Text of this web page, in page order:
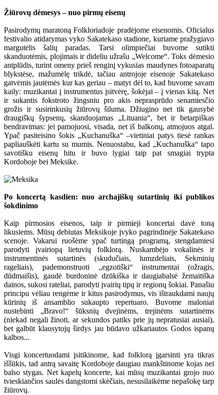
Žiūrovų dėmesys – nuo pirmų eisenų
Pasirodymų maratoną Folkloriadoje pradėjome eisenomis. Oficialus
festivalio atidarymas vyko Sakatekaso stadione, kuriame pražygiavo
margutėlis šalių paradas. Tarsi olimpiečiai buvome sutikti
skanduotėmis, plojimais ir dideliu užrašu „Welcome“. Toks dėmesio
antplūdis, turint omeny prieš renginį vykusias maudynes fotoaparatų
blykstėse, mažumėlę trikdė, tačiau antrojoje eisenoje Sakatekaso
gatvėmis jautėmės kur kas geriau – matyt dėl to, kad buvome savam
kaily: muzikantai į instrumentus įsitvėrę, šokėjai – į vienas kitą. Net
ir sukantis fokstroto žingsniu pro akis neprasprūdo senamiesčio
grožis ir susirinkusių žiūrovų šiluma. Džiugino net tik gausybė
draugiškų šypsenų, skanduojamas „Lituania“, bet ir betarpiškas
bendravimas: jei pamojuosi, visada, net iš balkonų, atmojuos atgal.
Ypač pasiteisino šokis „Kuchanuška“ –vietiniai patys tiesė rankas
papliauškėti kartu su mumis. Nenuostabu, kad „Kuchanuška“ tapo
savotišku eisenų hitu ir buvo lygiai taip pat smagiai trypta
Kordoboje bei Meksike.
Po koncertą kasdien: nuo archajiškų sutartinių iki publikos
šokdinimo
Kaip pirmosios eisenos, taip ir pirmieji koncertai davė toną
likusiems. Mūsų debiutas Meksikoje įvyko pagrindinėje Sakatekaso
scenoje. Vakarui ruošėme ypač turtingą programą, stengdamiesi
parodyti įvairiopą lietuvių folklorą. Nuskambėjo vokalinės ir
instrumentinės sutartinės (skudučiais, lumzdeliais, Sekminių
rageliais), pademonstruoti „egzotiški“ instrumentai (ožragis,
dūdmaišis), gaudė burdoninė dzūkiška ir daugiabalsė žemaitiška
dainos, sukosi rateliai, parodyti įvairių tipų ir regionų šokiai. Panašiu
principu vėliau rengėme ir kitus pasirodymus, vis ištraukdami naujų
kūrinių iš ansamblio sukaupto repertuaro. Buvome maloniai
nustebinti „Bravo!“ šūksnių dvejinėms, trejinėms sutartinėms
(niekad negali žinoti, ar sekundos patiks prie jų nepratusiai ausiai),
bet galbūt klausytojų širdys jau būdavo užkariautos Godos ispanų
kalbos...
Visgi koncertuodami įsitikinome, kad folklorą įgarsinti yra tikras
iššūkis, tad antrą savaitę Kordoboje daugiau mankštinome kojas nei
balso stygas. Net kapelų koncerte, kai mūsų muzikantai grojo nuo
tvieskiančios saulės dangstomi skėčiais, nesusilaikėme nepašokę tarp
žiūrovų.